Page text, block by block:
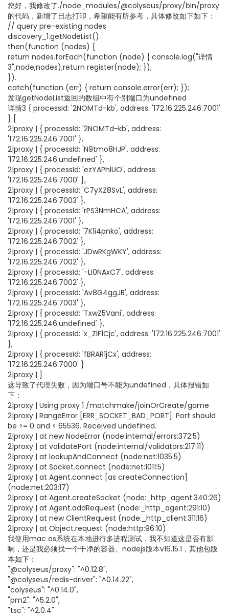
您好，我修改了./node_modules/@colyseus/proxy/bin/proxy
的代码，新增了日志打印，希望能有所参考，具体修改如下如下：
// query pre-existing nodes
discovery_1.getNodeList().
then(function (nodes) {
return nodes.forEach(function (node) { console.log("详情
3",node,nodes);return register(node); });
}).
catch(function (err) { return console.error(err); });
发现getNodeList返回的数组中有个别端口为undefined
详情3 { processId: '2NOMTd-kb', address: '172.16.225.246:7001'
} [
2|proxy | { processId: '2NOMTd-kb', address:
'172.16.225.246:7001' },
2|proxy | { processId: 'N9tmo8HJP', address:
'172.16.225.246:undefined' },
2|proxy | { processId: 'ezYAPhlUO', address:
'172.16.225.246:7000' },
2|proxy | { processId: 'C7yXZ8SvL', address:
'172.16.225.246:7003' },
2|proxy | { processId: 'rPS3NmHCA', address:
'172.16.225.246:7001' },
2|proxy | { processId: '7K1i4pnko', address:
'172.16.225.246:7002' },
2|proxy | { processId: 'JDwRKgWKY', address:
'172.16.225.246:7002' },
2|proxy | { processId: '-LI0NAxC7', address:
'172.16.225.246:7002' },
2|proxy | { processId: 'Av8G4ggJB', address:
'172.16.225.246:7003' },
2|proxy | { processId: 'TxwZ5Vani', address:
'172.16.225.246:undefined' },
2|proxy | { processId: 'x_ZlF1Cjc', address: '172.16.225.246:7001'
},
2|proxy | { processId: 'fBRAR1jCx', address:
'172.16.225.246:7000' }
2|proxy | ]
这导致了代理失败，因为端口号不能为undefined，具体报错如
下：
2|proxy | Using proxy 1 /matchmake/joinOrCreate/game
2|proxy | RangeError [ERR_SOCKET_BAD_PORT]: Port should
be >= 0 and < 65536. Received undefined.
2|proxy | at new NodeError (node:internal/errors:372:5)
2|proxy | at validatePort (node:internal/validators:217:11)
2|proxy | at lookupAndConnect (node:net:1035:5)
2|proxy | at Socket.connect (node:net:1011:5)
2|proxy | at Agent.connect [as createConnection]
(node:net:203:17)
2|proxy | at Agent.createSocket (node:_http_agent:340:26)
2|proxy | at Agent.addRequest (node:_http_agent:291:10)
2|proxy | at new ClientRequest (node:_http_client:311:16)
2|proxy | at Object.request (node:http:96:10)
我使用mac os系统在本地进行多进程测试，我不知道这是否有影
响，还是我必须找一个干净的容器。nodejs版本v16.15.1，其他包版
本如下：
"@colyseus/proxy": "^0.12.8",
"@colyseus/redis-driver": "^0.14.22",
"colyseus": "^0.14.0",
"pm2": "^5.2.0",
"tsc": "^2.0.4"